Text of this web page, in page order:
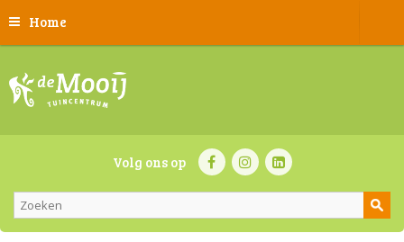
Home
Volg ons op